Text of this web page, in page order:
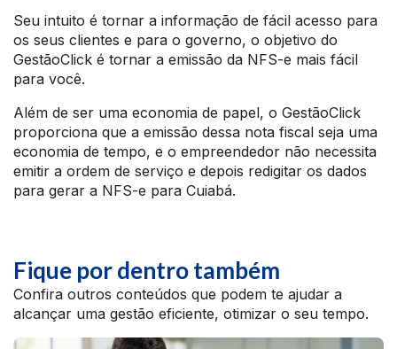
Seu intuito é tornar a informação de fácil acesso para
os seus clientes e para o governo, o objetivo do
GestãoClick é tornar a emissão da NFS-e mais fácil
para você.
Além de ser uma economia de papel, o GestãoClick
proporciona que a emissão dessa nota fiscal seja uma
economia de tempo, e o empreendedor não necessita
emitir a ordem de serviço e depois redigitar os dados
para gerar a NFS-e para Cuiabá.
Fique por dentro também
Confira outros conteúdos que podem te ajudar a
alcançar uma gestão eficiente, otimizar o seu tempo.